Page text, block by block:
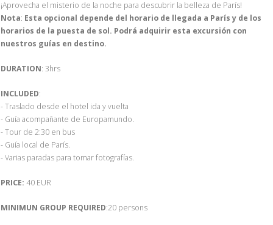
¡Aprovecha el misterio de la noche para descubrir la belleza de París!
Nota: Esta opcional depende del horario de llegada a París y de los
horarios de la puesta de sol. Podrá adquirir esta excursión con
nuestros guías en destino.
DURATION: 3hrs
INCLUDED:
- Traslado desde el hotel ida y vuelta
- Guía acompañante de Europamundo.
- Tour de 2:30 en bus
- Guía local de París.
- Varias paradas para tomar fotografías.
PRICE: 40 EUR
MINIMUN GROUP REQUIRED:20 persons